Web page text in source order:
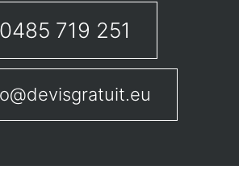
0485 719 251